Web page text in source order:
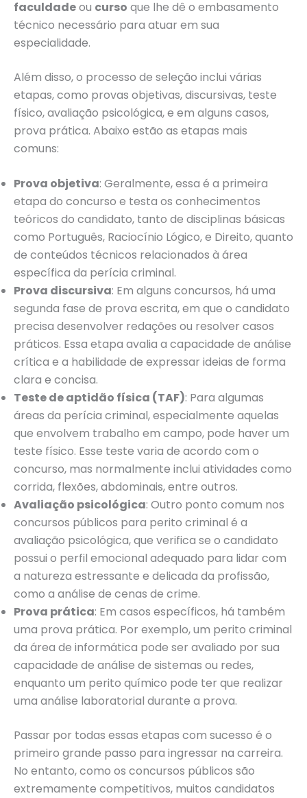
faculdadeou curso que lhe dê o embasamento
técnico necessário para atuar em sua
especialidade.
Além disso, o processo de seleção inclui várias
etapas, como provas objetivas, discursivas, teste
físico, avaliação psicológica, e em alguns casos,
prova prática. Abaixo estão as etapas mais
comuns:
Prova objetiva: Geralmente, essa é a primeira
etapa do concurso e testa os conhecimentos
teóricos do candidato, tanto de disciplinas básicas
como Português, Raciocínio Lógico, e Direito, quanto
de conteúdos técnicos relacionados à área
específica da perícia criminal.
Prova discursiva: Em alguns concursos, há uma
segunda fase de prova escrita, em que o candidato
precisa desenvolver redações ou resolver casos
práticos. Essa etapa avalia a capacidade de análise
crítica e a habilidade de expressar ideias de forma
clara e concisa.
Teste de aptidão física (TAF): Para algumas
áreas da perícia criminal, especialmente aquelas
que envolvem trabalho em campo, pode haver um
teste físico. Esse teste varia de acordo com o
concurso, mas normalmente inclui atividades como
corrida, flexões, abdominais, entre outros.
Avaliação psicológica: Outro ponto comum nos
concursos públicos para perito criminal é a
avaliação psicológica, que verifica se o candidato
possui o perfil emocional adequado para lidar com
a natureza estressante e delicada da profissão,
como a análise de cenas de crime.
Prova prática: Em casos específicos, há também
uma prova prática. Por exemplo, um perito criminal
da área de informática pode ser avaliado por sua
capacidade de análise de sistemas ou redes,
enquanto um perito químico pode ter que realizar
uma análise laboratorial durante a prova.
Passar por todas essas etapas com sucesso é o
primeiro grande passo para ingressar na carreira.
No entanto, como os concursos públicos são
extremamente competitivos, muitos candidatos